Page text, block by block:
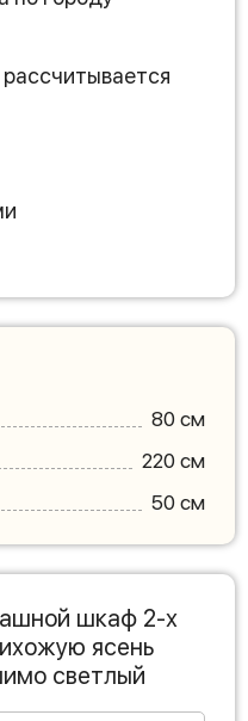
80 см
220 см
50 см
шкаф 2-х
ясень
светлый